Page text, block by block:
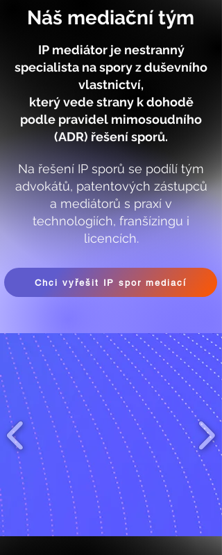
Náš mediační tým
IP mediátor je nestranný
specialista na spory z duševního
vlastnictví,
který vede strany k dohodě
podle pravidel mimosoudního
(ADR) řešení sporů.
Na řešení IP sporů se podílí tým
advokátů, patentových zástupců
a mediátorů s praxí v
technologiích, franšízingu i
licencích.
Chci vyřešit IP spor mediací